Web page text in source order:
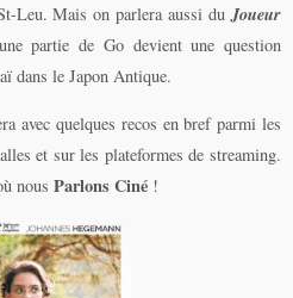
Leu. Mais on parlera aussi duJoueur
partie de Go devient une question
dans le Japon Antique.
avec quelques recos en bref parmi les
et sur les plateformes de streaming.
nous Parlons Ciné !